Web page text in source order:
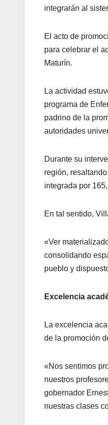
integrarán al
El acto de
para celebrar el
Maturín.
La actividad
programa de
padrino de la
autoridades
Durante su
región,
integrada por
En tal sentido,
«Ver
consolidando
pueblo y
Excelencia
La excelencia
de la promoción
«Nos sentimos
nuestros
gobernador
nuestras clases